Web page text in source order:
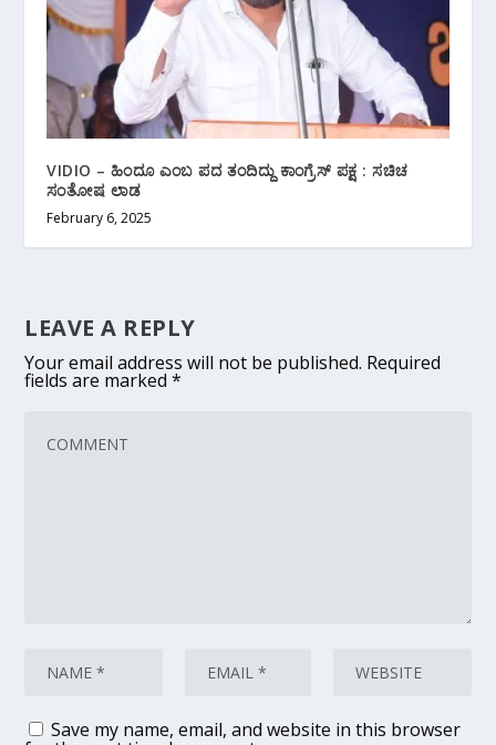
VIDIO – ಹಿಂದೂ ಎಂಬ ಪದ ತಂದಿದ್ದು ಕಾಂಗ್ರೆಸ್ ಪಕ್ಷ : ಸಚಿಚ
ಸಂತೋಷ ಲಾಡ
February 6, 2025
LEAVE A REPLY
Your email address will not be published. Required
fields are marked*
Save my name, email, and website in this browser